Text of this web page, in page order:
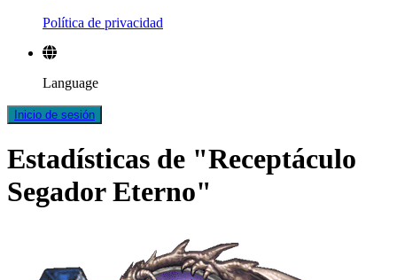
Política de privacidad
Language
Inicio de sesión
Estadísticas de "Receptáculo
Segador Eterno"